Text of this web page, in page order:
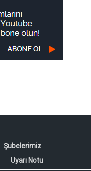
Şubelerimiz
Uyarı Notu